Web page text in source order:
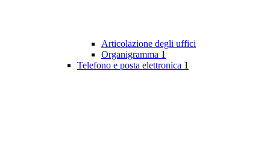
Articolazione degli uffici
Organigramma 1
Telefono e posta elettronica 1